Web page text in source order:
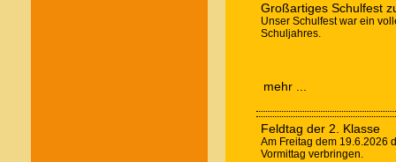
Großartiges Schulfest
Unser Schulfest war ein
Schuljahres.
mehr ...
Feldtag der 2. Klasse
Am Freitag dem 19.6.2026
Vormittag verbringen.